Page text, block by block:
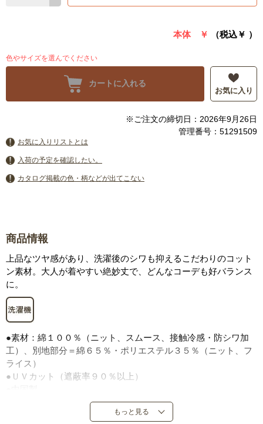
本体 ￥ （税込￥ ）
色やサイズを選んでください
カートに入れる
お気に入り
※ご注文の締切日：2026年9月26日
管理番号：51291509
お気に入りリストとは
入荷の予定を確認したい。
カタログ掲載の色・柄などが出てこない
商品情報
上品なツヤ感があり、洗濯後のシワも抑えるこだわりのコット
ン素材。大人が着やすい絶妙丈で、どんなコーデも好バランス
に。
●素材：綿１００％（ニット、スムース、接触冷感・防シワ加
工）、別地部分＝綿６５％・ポリエステル３５％（ニット、フ
ライス）
●ＵＶカット（遮蔽率９０％以上）
もっと見る